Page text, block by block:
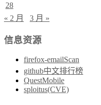
28
« 2 月
3 月 »
信息资源
firefox-emailScan
github中文排行榜
QuestMobile
sploitus(CVE)